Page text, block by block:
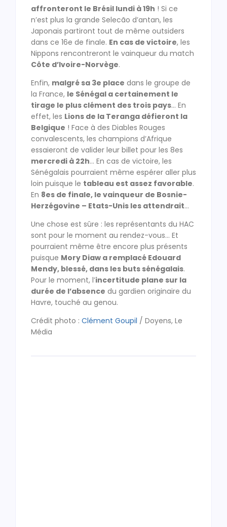
affronteront le Brésil lundi à 19h ! Si ce
n’est plus la grande Selecão d’antan, les
Japonais partiront tout de même outsiders
dans ce 16e de finale. En cas de victoire, les
Nippons rencontreront le vainqueur du match
Côte d’Ivoire-Norvège.
Enfin, malgré sa 3e place dans le groupe de
la France, le Sénégal a certainement le
tirage le plus clément des trois pays… En
effet, les Lions de la Teranga défieront la
Belgique ! Face à des Diables Rouges
convalescents, les champions d’Afrique
essaieront de valider leur billet pour les 8es
mercredi à 22h… En cas de victoire, les
Sénégalais pourraient même espérer aller plus
loin puisque le tableau est assez favorable.
En 8es de finale, le vainqueur de Bosnie-
Herzégovine – Etats-Unis les attendrait…
Une chose est sûre : les représentants du HAC
sont pour le moment au rendez-vous… Et
pourraient même être encore plus présents
puisque Mory Diaw a remplacé Edouard
Mendy, blessé, dans les buts sénégalais.
Pour le moment, l’incertitude plane sur la
durée de l’absence du gardien originaire du
Havre, touché au genou.
Crédit photo : Clément Goupil / Doyens, Le
Média